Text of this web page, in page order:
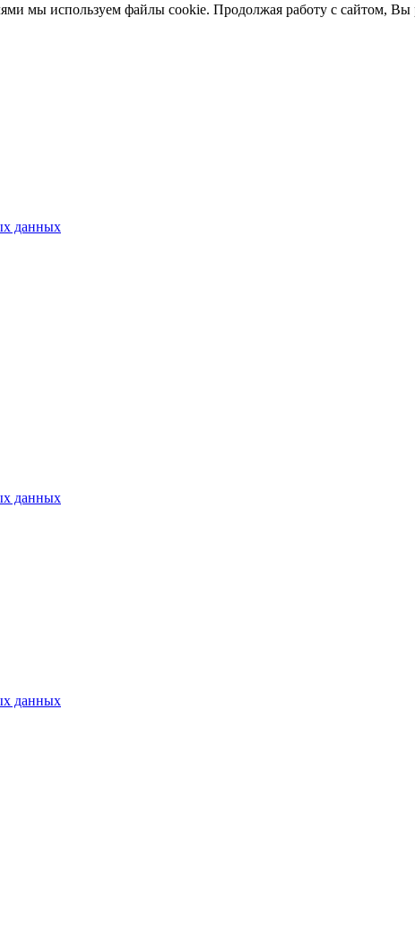
мы используем файлы cookie. Продолжая работу с сайтом,
данных
данных
данных